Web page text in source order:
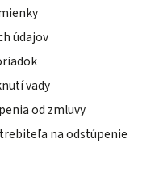
údajov
vady
od zmluvy
na odstúpenie